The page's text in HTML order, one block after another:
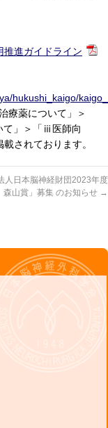
推進ガイドライン
hukushi_kaigo/
療薬について」＞
て」＞「ⅲ医師向
されております。
人日本脳神経財団2023年度
森山賞」募集 のお知らせ →